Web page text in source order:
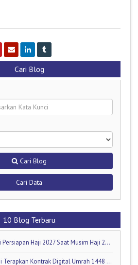
Cari Blog
Cari Blog
Cari Data
10 Blog Terbaru
Arab Saudi Mulai Persiapan Haji 2027 Saat Musim Haji 2026 Masih Berjalan!
Arab Saudi Resmi Terapkan Kontrak Digital Umrah 1448 H: Visa Dibuka Akhir Mei 2026